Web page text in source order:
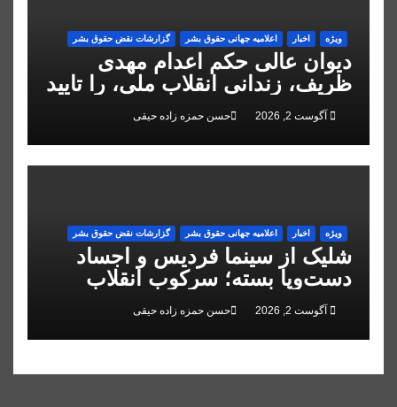
ویژه اخبار اعلاميه جهانی حقوق بشر گزارشات نقض حقوق بشر
دیوان عالی حکم اعدام مهدی
ظریف، زندانی انقلاب ملی، را تایید
کردآگوست 2, 2026 حسن حمزه زاده حیقی
ویژه اخبار اعلاميه جهانی حقوق بشر گزارشات نقض حقوق بشر
شلیک از سینما فردیس و اجساد
دست‌وپا بسته؛ سرکوب انقلاب
ملی در البرز
آگوست 2, 2026 حسن حمزه زاده حیقی